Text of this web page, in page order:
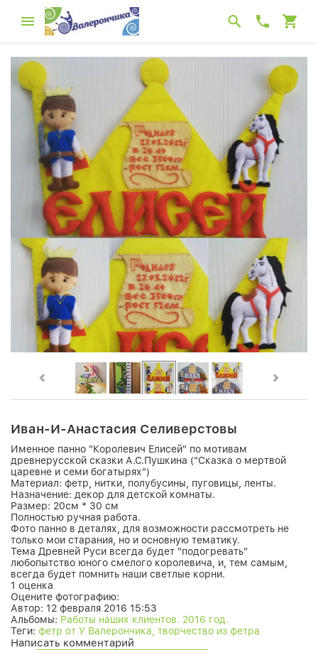
Иван-И-Анастасия Селиверстовы
Именное панно "Королевич Елисей" по мотивам
древнерусской сказки А.С.Пушкина ("Сказка о мертвой
царевне и семи богатырях")
Материал: фетр, нитки, полубусины, пуговицы, ленты.
Назначение: декор для детской комнаты.
Размер: 20см * 30 см
Полностью ручная работа.
Фото панно в деталях, для возможности рассмотреть не
только мои старания, но и основную тематику.
Тема Древней Руси всегда будет "подогревать"
любопытство юного смелого королевича, и, тем самым,
всегда будет помнить наши светлые корни.
1 оценка
Оцените фотографию:
Автор: 12 февраля 2016 15:53
Альбомы: Работы наших клиентов. 2016 год.
Теги: фетр от У Валерончика, творчество из фетра
Написать комментарий